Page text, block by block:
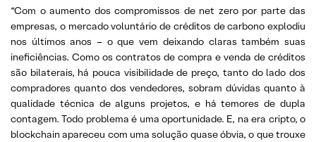
“Com o aumento dos compromissos de net zero por parte das
empresas, o mercado voluntário de créditos de carbono explodiu
nos últimos anos – o que vem deixando claras também suas
ineficiências. Como os contratos de compra e venda de créditos
são bilaterais, há pouca visibilidade de preço, tanto do lado dos
compradores quanto dos vendedores, sobram dúvidas quanto à
qualidade técnica de alguns projetos, e há temores de dupla
contagem. Todo problema é uma oportunidade. E, na era cripto, o
blockchain apareceu com uma solução quase óbvia, o que trouxe